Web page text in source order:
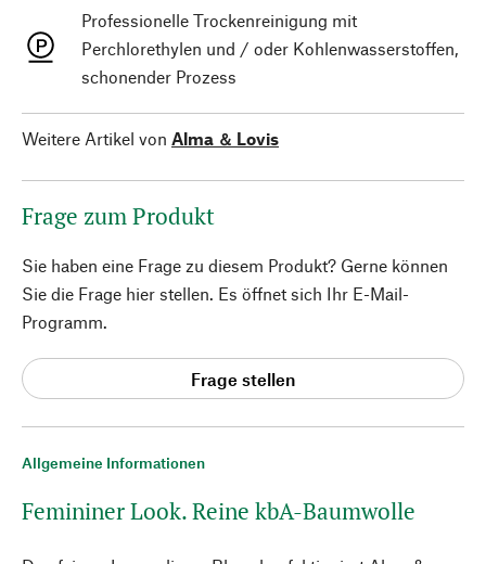
Allgemeine Informationen
Femininer Look. Reine kbA-Baumwolle
Professionelle Trockenreinigung mit
Perchlorethylen und / oder Kohlenwasserstoffen,
schonender Prozess
Weitere Artikel von Alma ＆ Lovis
Frage zum Produkt
Sie haben eine Frage zu diesem Produkt? Gerne können
Sie die Frage hier stellen. Es öffnet sich Ihr E-Mail-
Programm.
Frage stellen